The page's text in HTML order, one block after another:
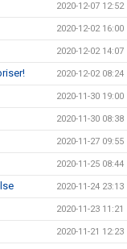
2020-12-07 12:52
2020-12-02 16:00
2020-12-02 14:07
2020-12-02 08:24
2020-11-30 19:00
2020-11-30 08:38
2020-11-27 09:55
2020-11-25 08:44
2020-11-24 23:13
2020-11-23 11:21
2020-11-21 12:23